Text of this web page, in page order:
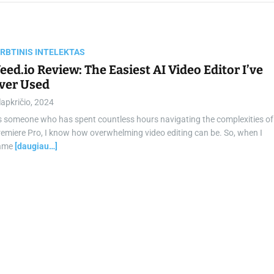
chamber.lt
INTELEKTAS
Review: The Easiest AI Video Editor I’ve
Used
2024
someone who has spent countless hours navigating the complexities of
Pro, I know how overwhelming video editing can be. So, when I
[daugiau…]